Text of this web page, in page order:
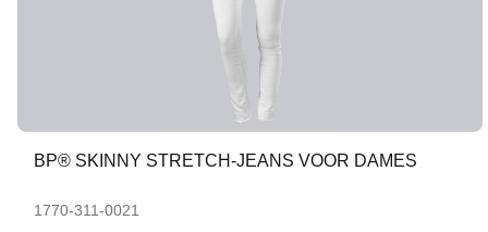
BP® SKINNY STRETCH-JEANS VOOR DAMES
1770-311-0021